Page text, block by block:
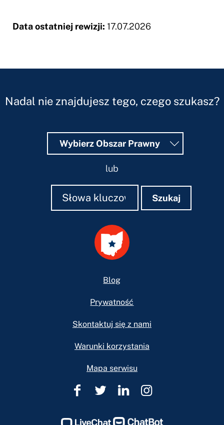
Data ostatniej rewizji: 17.07.2026
Nadal nie znajdujesz tego, czego szukasz?
Wybierz Obszar Prawny
lub
Szukaj
Szukaj Szukaj
Blog
Prywatność
Skontaktuj się z nami
Warunki korzystania
Mapa serwisu
PomocPomocPomocPomoc